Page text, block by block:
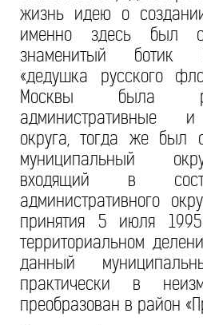
жизнь идею о
именно здесь был
знаменитый ботик
«дедушка русского
Москвы была
административные
округа, тогда же был
муниципальный
входящий в
административного
принятия 5 июля
территориальном
данный
практически в
преобразован в район